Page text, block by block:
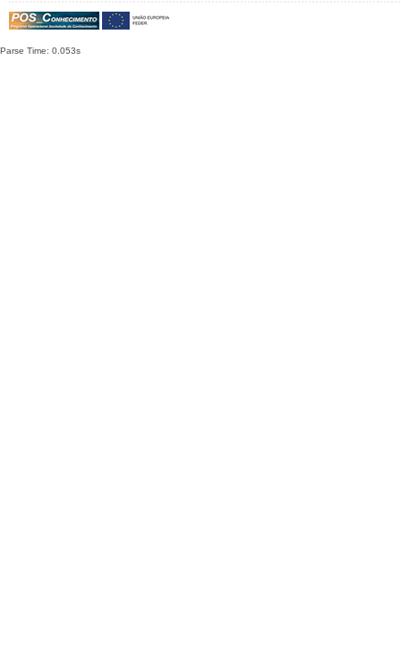
Parse Time: 0.053s